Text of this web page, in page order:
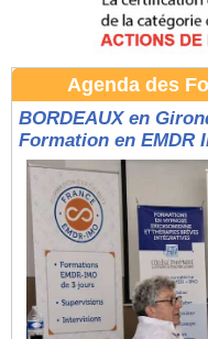
Agenda des
BORDEAUX en
Formation en EMDR